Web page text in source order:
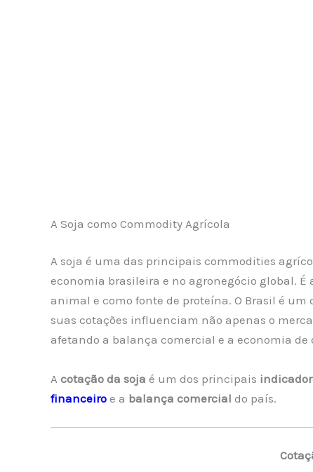
A Soja como Commodity Agrícola
A soja é uma das principais commodities
economia brasileira e no agronegócio global.
animal e como fonte de proteína. O Brasil é um
suas cotações influenciam não apenas o
afetando a balança comercial e a economia de
A cotação da soja é um dos principais
financeiro e a balança comercial do país.